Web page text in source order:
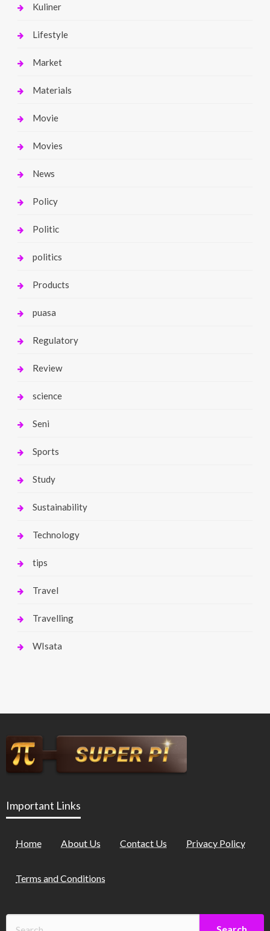
Kuliner
Lifestyle
Market
Materials
Movie
Movies
News
Policy
Politic
politics
Products
puasa
Regulatory
Review
science
Seni
Sports
Study
Sustainability
Technology
tips
Travel
Travelling
WIsata
Important Links
Home About Us Contact Us Privacy Policy
Terms and Conditions